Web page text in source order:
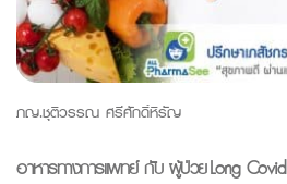
ภญ.ชุติวรรณ ศรีศักดิ์หิรัญ
อาหารทางการแพทย์ กับ ผู้ป่วย Long Covid